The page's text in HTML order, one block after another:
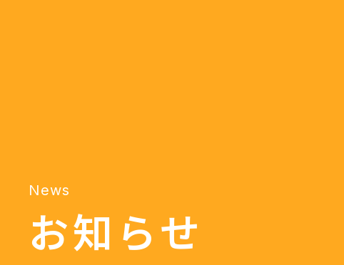
News
お知らせ